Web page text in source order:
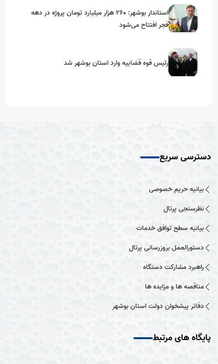
استاندار بوشهر: ۲۶۰ هزار میلیارد تومان پروژه در دهه
فجر افتتاح می‌شود
رئیس قوه قضاییه وارد استان بوشهر شد
دسترسی سریع
بیانیه حریم خصوصی
نظرسنجی پرتال
بیانیه سطح توافق خدمات
دستورالعمل بروزرسانی پرتال
راهبرد مشارکت دستگاه
مناقصه ها و مزایده ها
دفاتر پیشخوان دولت استان بوشهر
پایگاه های مرتبط